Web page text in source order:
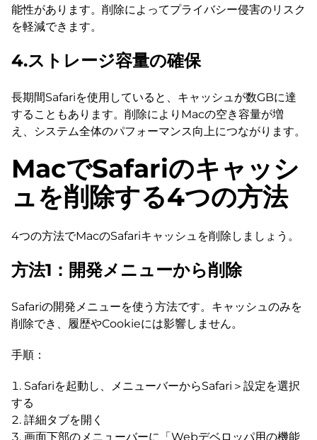
能性があります。削除によってプライバシー侵害のリスク
を軽減できます。
4.ストレージ容量の確保
長期間Safariを使用していると、キャッシュが数GBに達
することもあります。削除によりMacの空き容量が増
え、システム全体のパフォーマンス向上につながります。
MacでSafariのキャッシ
ュを削除する4つの方法
4つの方法でMacのSafariキャッシュを削除しましょう。
方法1：開発メニューから削除
Safariの開発メニューを使う方法です。キャッシュのみを
削除でき、履歴やCookieには影響しません。
手順：
Safariを起動し、メニューバーからSafari＞設定を選択
する
詳細タブを開く
画面下部のメニューバーに「Webデベロッパ用の機能